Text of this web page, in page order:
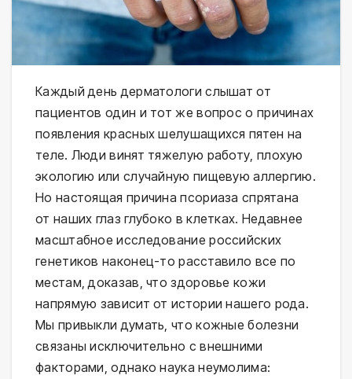
Каждый день дерматологи слышат от
пациентов один и тот же вопрос о причинах
появления красных шелушащихся пятен на
теле. Люди винят тяжелую работу, плохую
экологию или случайную пищевую аллергию.
Но настоящая причина псориаза спрятана
от наших глаз глубоко в клетках. Недавнее
масштабное исследование российских
генетиков наконец-то расставило все по
местам, доказав, что здоровье кожи
напрямую зависит от истории нашего рода.
Мы привыкли думать, что кожные болезни
связаны исключительно с внешними
факторами, однако наука неумолима: